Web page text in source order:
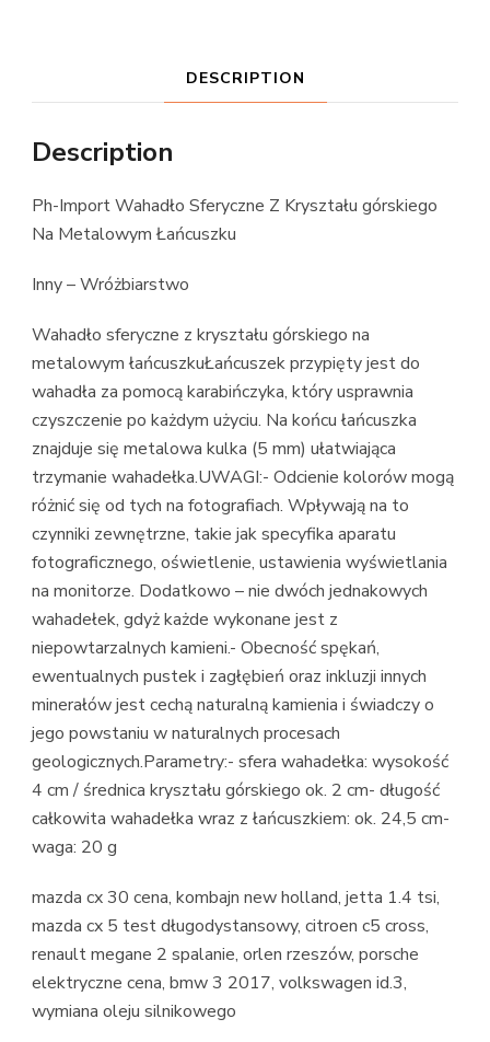
DESCRIPTION
Description
Ph-Import Wahadło Sferyczne Z Kryształu górskiego
Na Metalowym Łańcuszku
Inny – Wróżbiarstwo
Wahadło sferyczne z kryształu górskiego na
metalowym łańcuszkuŁańcuszek przypięty jest do
wahadła za pomocą karabińczyka, który usprawnia
czyszczenie po każdym użyciu. Na końcu łańcuszka
znajduje się metalowa kulka (5 mm) ułatwiająca
trzymanie wahadełka.UWAGI:- Odcienie kolorów mogą
różnić się od tych na fotografiach. Wpływają na to
czynniki zewnętrzne, takie jak specyfika aparatu
fotograficznego, oświetlenie, ustawienia wyświetlania
na monitorze. Dodatkowo – nie dwóch jednakowych
wahadełek, gdyż każde wykonane jest z
niepowtarzalnych kamieni.- Obecność spękań,
ewentualnych pustek i zagłębień oraz inkluzji innych
minerałów jest cechą naturalną kamienia i świadczy o
jego powstaniu w naturalnych procesach
geologicznych.Parametry:- sfera wahadełka: wysokość
4 cm / średnica kryształu górskiego ok. 2 cm- długość
całkowita wahadełka wraz z łańcuszkiem: ok. 24,5 cm-
waga: 20 g
mazda cx 30 cena, kombajn new holland, jetta 1.4 tsi,
mazda cx 5 test długodystansowy, citroen c5 cross,
renault megane 2 spalanie, orlen rzeszów, porsche
elektryczne cena, bmw 3 2017, volkswagen id.3,
wymiana oleju silnikowego